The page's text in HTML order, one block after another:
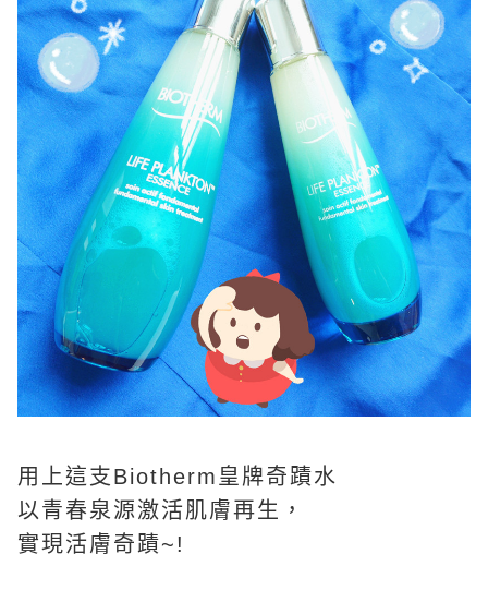
用上這支Biotherm皇牌奇蹟水
以青春泉源激活肌膚再生，
實現活膚奇蹟~!